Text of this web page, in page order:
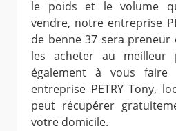
le poids et le volume
vendre, notre entreprise
de benne 37 sera
les acheter au meilleur
également à vous
entreprise PETRY Tony,
peut récupérer
votre domicile.